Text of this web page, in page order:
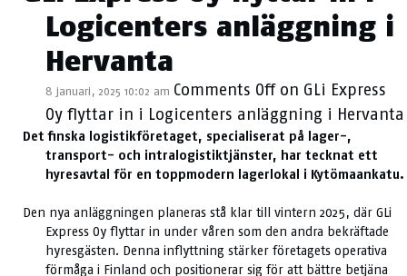
Logicenters anläggning i
Hervanta
8 januari, 2025 10:02 am Comments Offon GLi Express
Oy flyttar in i Logicenters anläggning i Hervanta
Det finska logistikföretaget, specialiserat på lager-,
transport- och intralogistiktjänster, har tecknat ett
hyresavtal för en toppmodern lagerlokal i Kytömaankatu.
Den nya anläggningen planeras stå klar till vintern 2025, där GLi
Express Oy flyttar in under våren som den andra bekräftade
hyresgästen. Denna inflyttning stärker företagets operativa
förmåga i Finland och positionerar sig för att bättre betjäna